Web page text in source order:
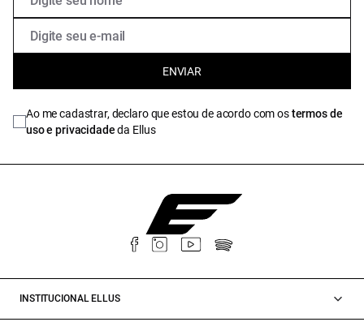
ENVIAR
Ao me cadastrar, declaro que estou de acordo com ostermos de
uso e privacidadeda Ellus
INSTITUCIONAL ELLUS